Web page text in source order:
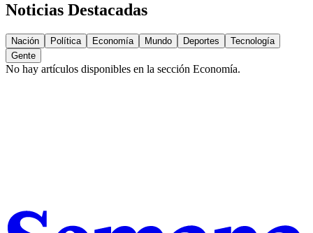
Noticias Destacadas
Nación Política Economía Mundo Deportes
Tecnología
Gente
No hay artículos disponibles en la sección Economía.